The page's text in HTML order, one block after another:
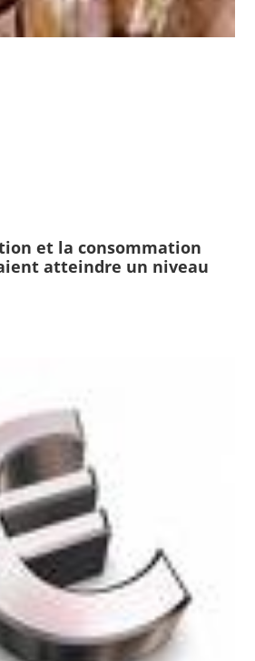
et la consommation
atteindre un niveau